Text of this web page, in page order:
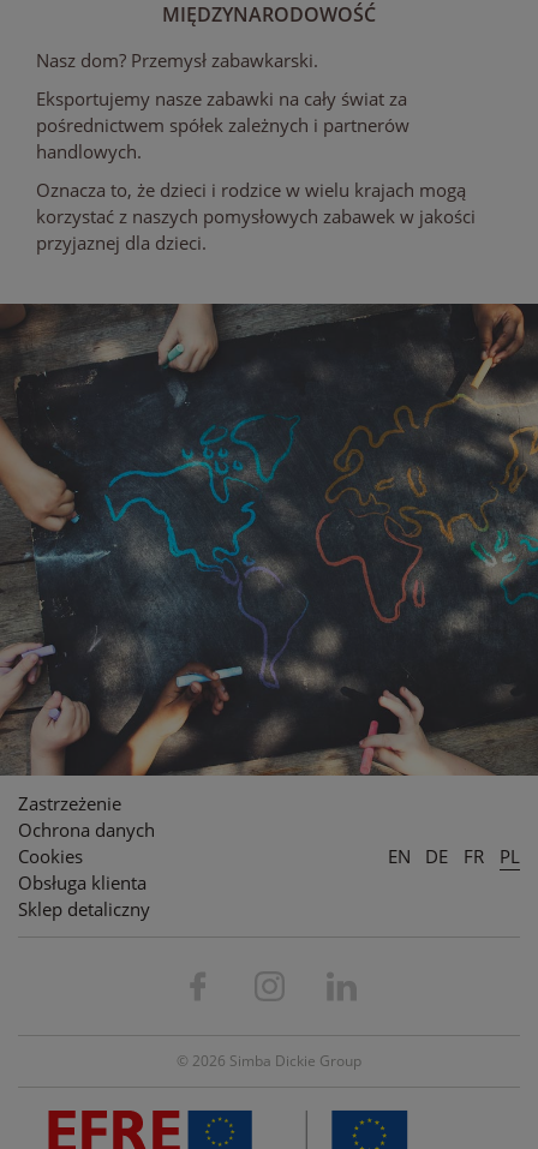
MIĘDZYNARODOWOŚĆ
Nasz dom? Przemysł zabawkarski.
Eksportujemy nasze zabawki na cały świat za
pośrednictwem spółek zależnych i partnerów
handlowych.
Oznacza to, że dzieci i rodzice w wielu krajach mogą
korzystać z naszych pomysłowych zabawek w jakości
przyjaznej dla dzieci.
Zastrzeżenie
Ochrona danych
Cookies
Obsługa klienta
Sklep detaliczny
EN DE FR PL
© 2026 Simba Dickie Group